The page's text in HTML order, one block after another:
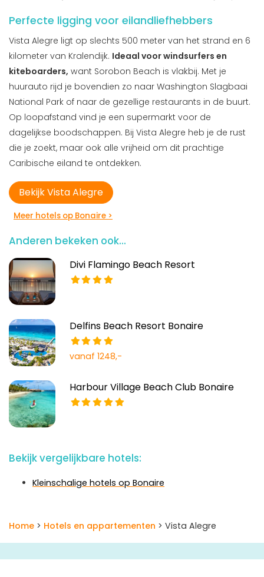
Perfecte ligging voor eilandliefhebbers
Vista Alegre ligt op slechts 500 meter van het strand en 6
kilometer van Kralendijk. Ideaal voor windsurfers en
kiteboarders, want Sorobon Beach is vlakbij. Met je
huurauto rijd je bovendien zo naar Washington Slagbaai
National Park of naar de gezellige restaurants in de buurt.
Op loopafstand vind je een supermarkt voor de
dagelijkse boodschappen. Bij Vista Alegre heb je de rust
die je zoekt, maar ook alle vrijheid om dit prachtige
Caribische eiland te ontdekken.
Bekijk Vista Alegre
Meer hotels op Bonaire >
Anderen bekeken ook...
Divi Flamingo Beach Resort
Delfins Beach Resort Bonaire
vanaf 1248,-
Harbour Village Beach Club Bonaire
Bekijk vergelijkbare hotels:
Kleinschalige hotels op Bonaire
Home > Hotels en appartementen > Vista Alegre